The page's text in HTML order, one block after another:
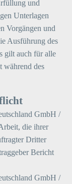
und
Unterlagen
Vorgängen und
Ausführung des
gilt auch für alle
während des
GmbH /
die ihrer
Dritter
Bericht
GmbH /